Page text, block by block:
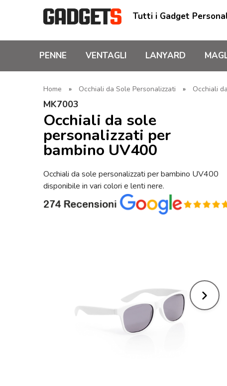
Tutti i Gadget
PENNE VENTAGLI LANYARD
Home » Occhiali da Sole Personalizzati » Occhiali
MK7003
Occhiali da sole
personalizzati per
bambino UV400
Occhiali da sole personalizzati per bambino UV400
disponibile in vari colori e lenti nere.